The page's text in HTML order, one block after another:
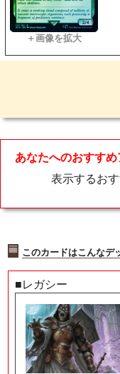
あなたへのおすすめ
表示するお
このカードはこんなデ
■レガシー